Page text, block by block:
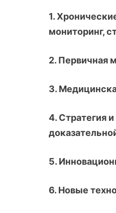
1.
мониторинг,
2. Первичная
3.
4. Стратегия
5.
6. Новые